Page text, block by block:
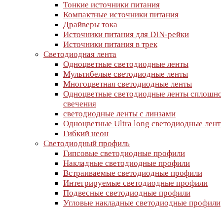
Тонкие источники питания
Компактные источники питания
Драйверы тока
Источники питания для DIN-рейки
Источники питания в трек
Светодиодная лента
Одноцветные светодиодные ленты
Мультибелые светодиодные ленты
Многоцветная светодиодные ленты
Одноцветные светодиодные ленты
свечения
светодиодные ленты с линзами
Одноцветные Ultra long светодиодные
Гибкий неон
Светодиодный профиль
Гипсовые светодиодные профили
Накладные светодиодные профили
Встраиваемые светодиодные профили
Интегрируемые светодиодные профили
Подвесные светодиодные профили
Угловые накладные светодиодные профили